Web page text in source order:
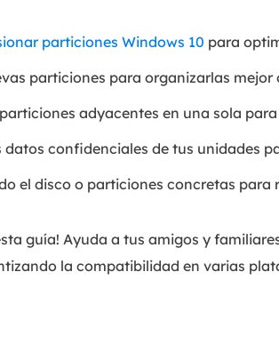
particiones Windows 10 para
particiones para organizarlas
adyacentes en una sola
datos confidenciales de tus unidades
el disco o particiones concretas para
guía! Ayuda a tus amigos y
la compatibilidad en varias